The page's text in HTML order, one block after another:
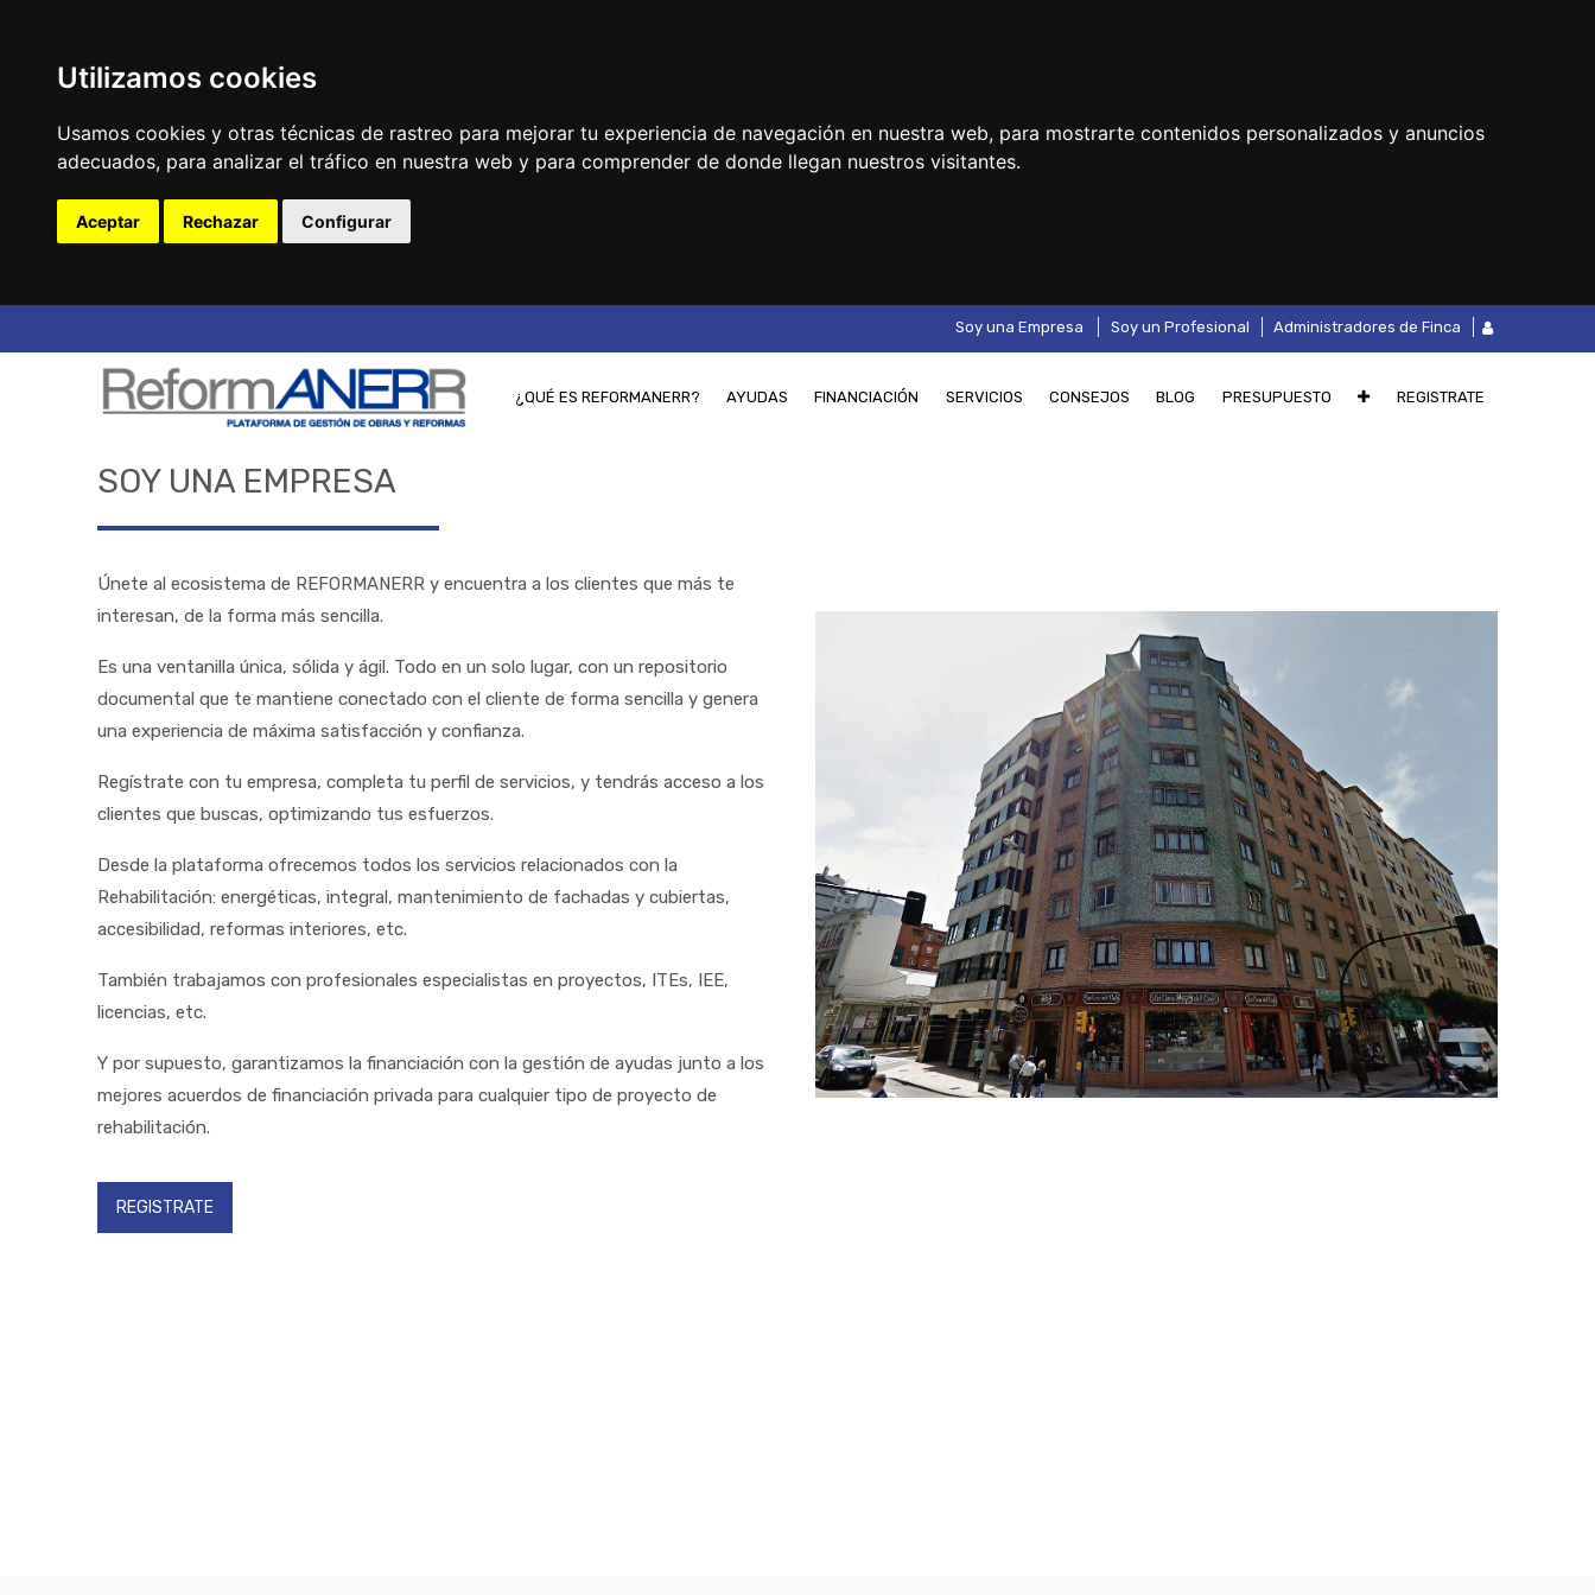
Utilizamos cookies
Usamos cookies y otras técnicas de rastreo para mejorar tu experiencia de navegación en nuestra web, para mostrarte contenidos personalizados y anuncios
adecuados, para analizar el tráfico en nuestra web y para comprender de donde llegan nuestros visitantes.
Aceptar Rechazar Configurar
Soy una Empresa. Soy un Profesional Administradores de Finca
¿QUÉ ES REFORMANERR? AYUDAS FINANCIACIÓN SERVICIOS CONSEJOS BLOG PRESUPUESTO REGISTRATE
SOY UNA EMPRESA
Únete al ecosistema de REFORMANERR y encuentra a los clientes que más te
interesan, de la forma más sencilla.
Es una ventanilla única, sólida y ágil. Todo en un solo lugar, con un repositorio
documental que te mantiene conectado con el cliente de forma sencilla y genera
una experiencia de máxima satisfacción y confianza.
Regístrate con tu empresa, completa tu perfil de servicios, y tendrás acceso a los
clientes que buscas, optimizando tus esfuerzos.
Desde la plataforma ofrecemos todos los servicios relacionados con la
Rehabilitación: energéticas, integral, mantenimiento de fachadas y cubiertas,
accesibilidad, reformas interiores, etc.
También trabajamos con profesionales especialistas en proyectos, ITEs, IEE,
licencias, etc.
Y por supuesto, garantizamos la financiación con la gestión de ayudas junto a los
mejores acuerdos de financiación privada para cualquier tipo de proyecto de
rehabilitación.
REGISTRATE